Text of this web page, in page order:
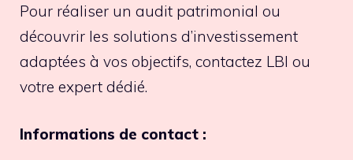
Pour réaliser un audit patrimonial ou
découvrir les solutions d’investissement
adaptées à vos objectifs, contactez LBI ou
votre expert dédié.
Informations de contact :